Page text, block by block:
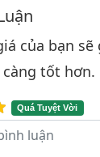
&
của bạn
tốt
Quá Tuyệt Vời
luận